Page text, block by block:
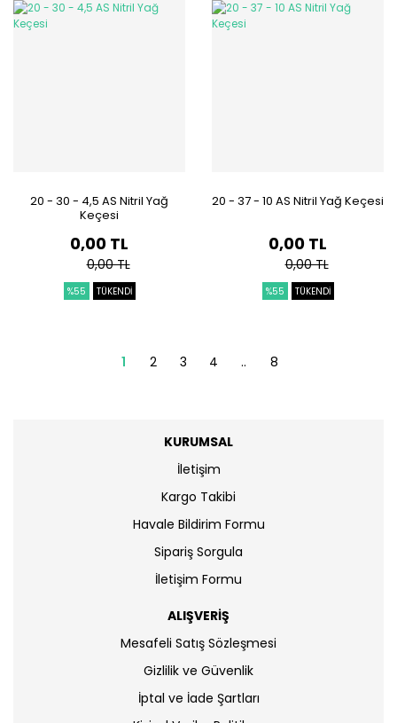
20 - 30 - 4,5 AS Nitril Yağ
Keçesi
0,00 TL
0,00 TL
%55 TÜKENDİ
20 - 37 - 10 AS Nitril Yağ Keçesi
0,00 TL
0,00 TL
%55 TÜKENDİ
1 2 3 4 .. 8
KURUMSAL
İletişim
Kargo Takibi
Havale Bildirim Formu
Sipariş Sorgula
İletişim Formu
ALIŞVERİŞ
Mesafeli Satış Sözleşmesi
Gizlilik ve Güvenlik
İptal ve İade Şartları